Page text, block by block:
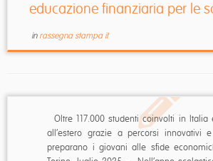
educazione finanziaria per le
in rassegna stampa it
Oltre 117.000 studenti coinvolti in Italia
all’estero grazie a percorsi innovativi
preparano i giovani alle sfide